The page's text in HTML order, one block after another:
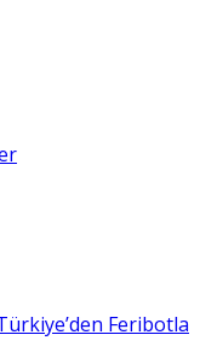
Feribotla